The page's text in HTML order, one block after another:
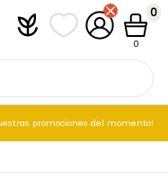
PlantfitMis listas de
Mi cuenta
Cesta
0
0
nuestras promociones del momento!